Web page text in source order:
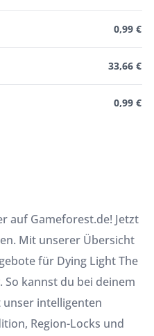
0,99 €
33,66 €
0,99 €
auf Gameforest.de! Jetzt
Mit unserer Übersicht
für Dying Light The
So kannst du bei deinem
unser intelligenten
Region-Locks und